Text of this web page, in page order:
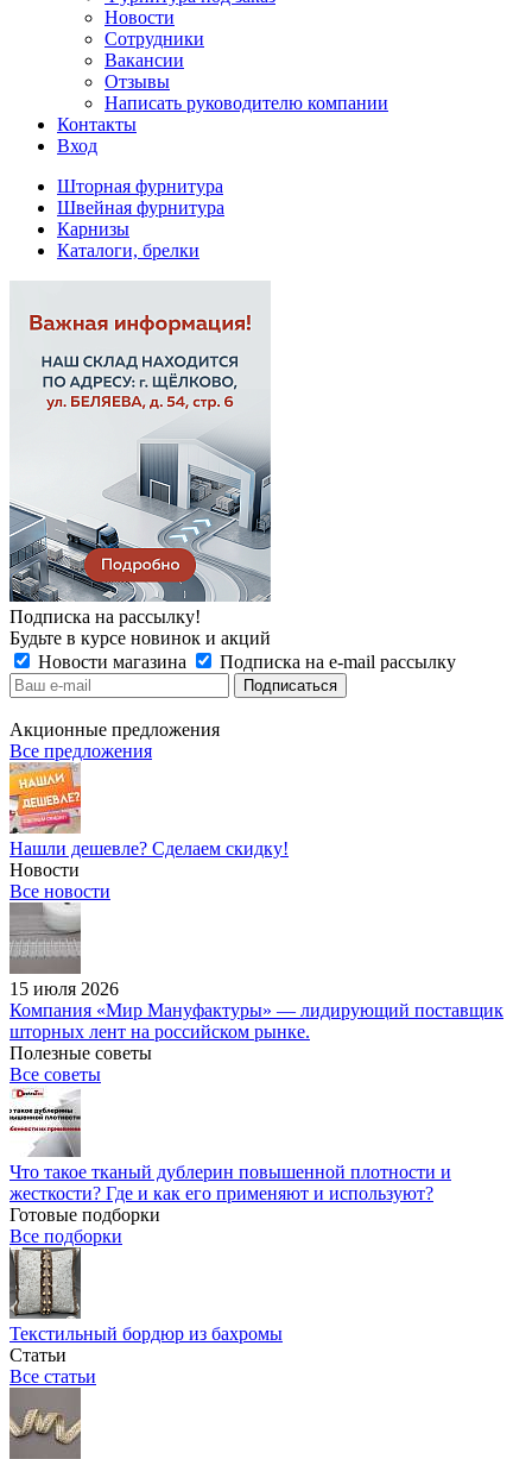
Новости
Сотрудники
Вакансии
Отзывы
Написать руководителю компании
Контакты
Вход
Шторная фурнитура
Швейная фурнитура
Карнизы
Каталоги, брелки
Подписка на рассылку!
Будьте в курсе новинок и акций
Новости магазина
Подписка на e-mail рассылку
Акционные предложения
Все предложения
Нашли дешевле? Сделаем скидку!
Новости
Все новости
15 июля 2026
Компания «Мир Мануфактуры» — лидирующий поставщик
шторных лент на российском рынке.
Полезные советы
Все советы
Что такое тканый дублерин повышенной плотности и
жесткости? Где и как его применяют и используют?
Готовые подборки
Все подборки
Текстильный бордюр из бахромы
Статьи
Все статьи